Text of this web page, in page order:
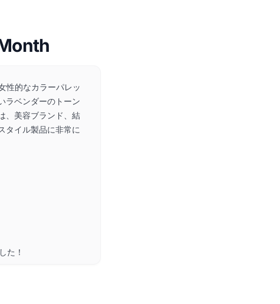
性的なカラーパレッ
ラベンダーのトーン
、美容ブランド、結
タイル製品に非常に
た！